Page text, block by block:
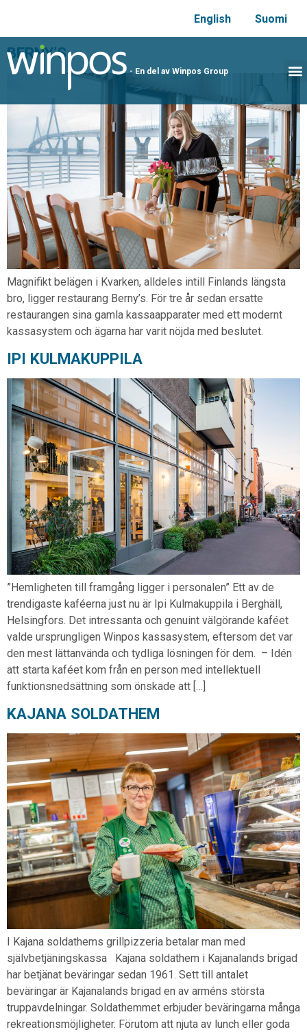
English Suomi
- En del av Winpos Group
BERNY’S
Magnifikt belägen i Kvarken, alldeles intill Finlands längsta
bro, ligger restaurang Berny’s. För tre år sedan ersatte
restaurangen sina gamla kassaapparater med ett modernt
kassasystem och ägarna har varit nöjda med beslutet.
IPI KULMAKUPPILA
”Hemligheten till framgång ligger i personalen” Ett av de
trendigaste kaféerna just nu är Ipi Kulmakuppila i Berghäll,
Helsingfors. Det intressanta och genuint välgörande kaféet
valde ursprungligen Winpos kassasystem, eftersom det var
den mest lättanvända och tydliga lösningen för dem. – Idén
att starta kaféet kom från en person med intellektuell
funktionsnedsättning som önskade att […]
KAJANA SOLDATHEM
I Kajana soldathems grillpizzeria betalar man med
självbetjäningskassa Kajana soldathem i Kajanalands brigad
har betjänat beväringar sedan 1961. Sett till antalet
beväringar är Kajanalands brigad en av arméns största
truppavdelningar. Soldathemmet erbjuder beväringarna många
rekreationsmöjligheter. Förutom att njuta av lunch eller goda